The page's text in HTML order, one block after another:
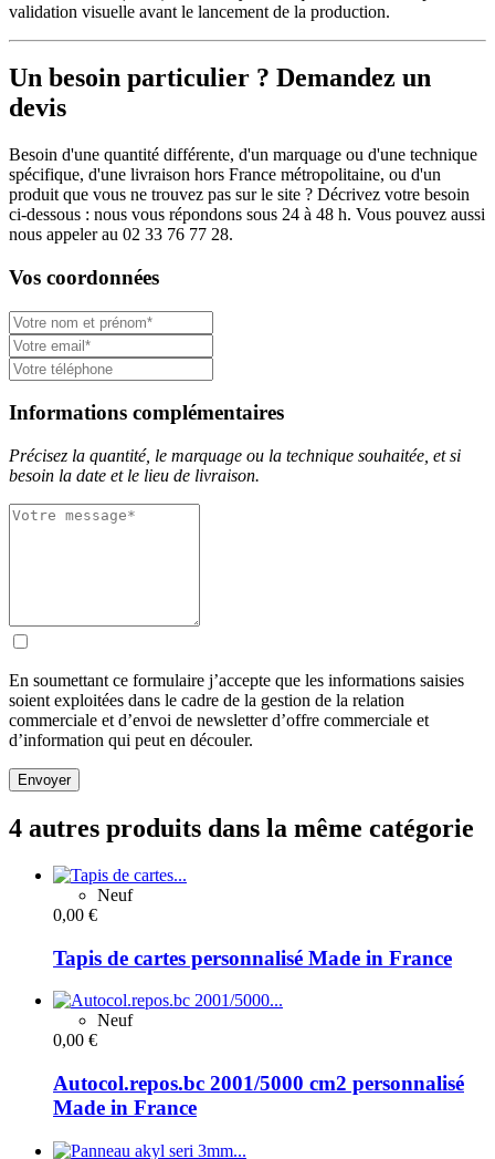
validation visuelle avant le lancement de la production.
Un besoin particulier ? Demandez un
devis
Besoin d'une quantité différente, d'un marquage ou d'une technique
spécifique, d'une livraison hors France métropolitaine, ou d'un
produit que vous ne trouvez pas sur le site ? Décrivez votre besoin
ci-dessous : nous vous répondons sous 24 à 48 h. Vous pouvez aussi
nous appeler au 02 33 76 77 28.
Vos coordonnées
Informations complémentaires
Précisez la quantité, le marquage ou la technique souhaitée, et si
besoin la date et le lieu de livraison.
En soumettant ce formulaire j’accepte que les informations saisies
soient exploitées dans le cadre de la gestion de la relation
commerciale et d’envoi de newsletter d’offre commerciale et
d’information qui peut en découler.
Envoyer
4 autres produits dans la même catégorie
Neuf
0,00 €
Tapis de cartes personnalisé Made in France
Neuf
0,00 €
Autocol.repos.bc 2001/5000 cm2 personnalisé
Made in France